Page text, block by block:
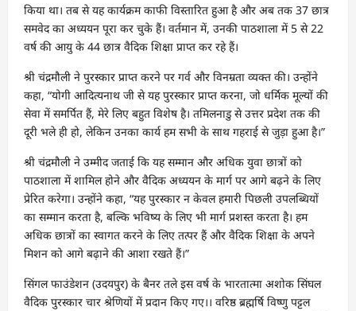
किया था। तब से यह कार्यक्रम काफी विस्तारित हुआ है और अब तक 37 छात्र
समवेद का अध्ययन पूरा कर चुके हैं। वर्तमान में, उनकी पाठशाला में 5 से 22
वर्ष की आयु के 44 छात्र वैदिक शिक्षा प्राप्त कर रहे हैं।
श्री चंद्रमौली ने पुरस्कार प्राप्त करने पर गर्व और विनम्रता व्यक्त की। उन्होंने
कहा, “योगी आदित्यनाथ जी से यह पुरस्कार प्राप्त करना, जो धर्मिक मूल्यों की
सेवा में समर्पित हैं, मेरे लिए बहुत विशेष है। तमिलनाडु से उत्तर प्रदेश तक की
दूरी भले ही हो, लेकिन उनका कार्य हम सभी के साथ गहराई से जुड़ा हुआ है।”
श्री चंद्रमौली ने उम्मीद जताई कि यह सम्मान और अधिक युवा छात्रों को
पाठशाला में शामिल होने और वैदिक अध्ययन के मार्ग पर आगे बढ़ने के लिए
प्रेरित करेगा। उन्होंने कहा, “यह पुरस्कार न केवल हमारी पिछली उपलब्धियों
का सम्मान करता है, बल्कि भविष्य के लिए भी मार्ग प्रशस्त करता है। हम
अधिक छात्रों का स्वागत करने के लिए तत्पर हैं और वैदिक शिक्षा के अपने
मिशन को आगे बढ़ाने की आशा रखते हैं।”
सिंगल फाउंडेशन (उदयपुर) के बैनर तले इस वर्ष के भारतात्मा अशोक सिंघल
वैदिक पुरस्कार चार श्रेणियों में प्रदान किए गए।। वरिष्ठ ब्रह्मर्षि विष्णु पट्टल